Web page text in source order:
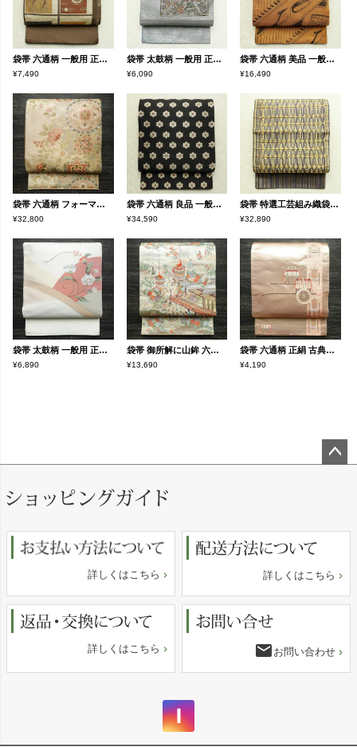
袋帯 六通柄 一般用 正絹 幾何学柄・抽象柄 帯 茶
¥7,490
袋帯 太鼓柄 一般用 正絹 木の葉・植物柄 箔 刺繍 グレー
¥6,090
袋帯 六通柄 美品 一般用 正絹 幾何学柄・抽象柄 帯 黄・黄土色
¥16,490
袋帯 六通柄 フォーマル用 正絹 木の葉・植物柄 リサイクル帯 帯 箔 入学式 卒業式 結婚式 七五三 お宮参り 金・銀
¥32,800
袋帯 六通柄 良品 一般用 正絹 花柄 リサイクル帯 帯 モダン 洒落 黒
¥34,590
袋帯 特選工芸組み織袋帯 ひなや 太鼓柄 良品 フォーマル用 正絹 縞柄・線柄 金糸 帯 紫・藤色
¥32,890
袋帯 太鼓柄 一般用 正絹 花柄 帯 上品 白
¥6,890
袋帯 御所解に山鉾 六通柄 良品 フォーマル用 正絹 風景柄 クリーム
¥13,690
袋帯 六通柄 正絹 古典柄 箔 刺繍 御所車 ピンク
¥4,190
詳しくはこちら 詳しくはこちら
詳しくはこちら email お問い合わせ